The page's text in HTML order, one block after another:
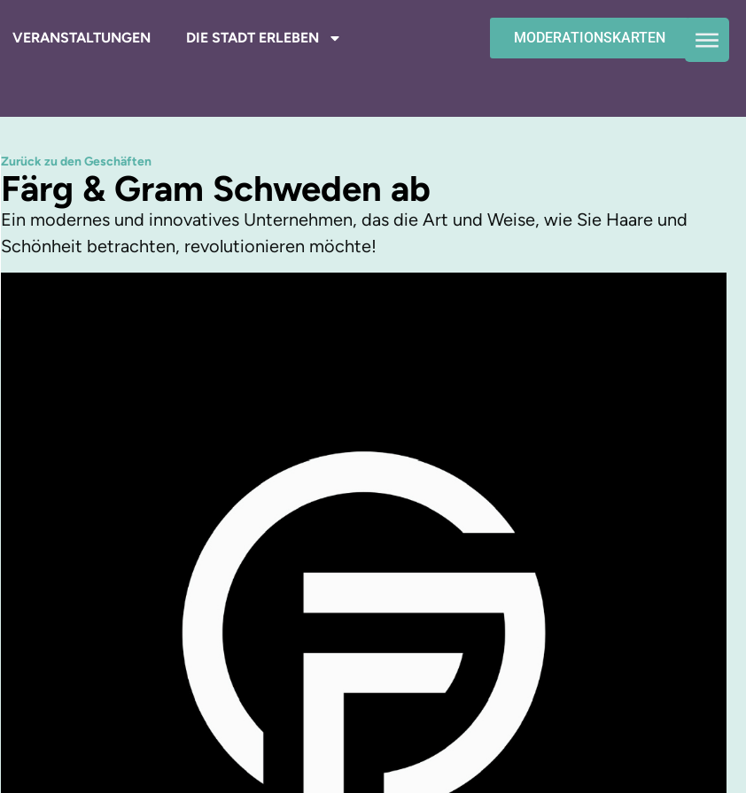
MODERATIONSKARTEN
VERANSTALTUNGEN DIE STADT ERLEBEN
Zurück zu den Geschäften
Färg & Gram Schweden ab
Ein modernes und innovatives Unternehmen, das die Art und Weise, wie Sie Haare und
Schönheit betrachten, revolutionieren möchte!